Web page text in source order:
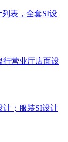
列表，全套SI设
行营业厅店面设
计；服装SI设计